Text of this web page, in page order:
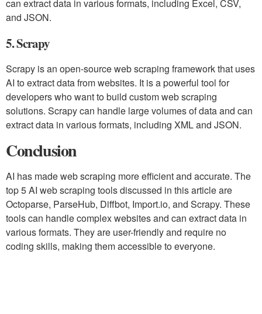
can extract data in various formats, including Excel, CSV,
and JSON.
5. Scrapy
Scrapy is an open-source web scraping framework that uses
AI to extract data from websites. It is a powerful tool for
developers who want to build custom web scraping
solutions. Scrapy can handle large volumes of data and can
extract data in various formats, including XML and JSON.
Conclusion
AI has made web scraping more efficient and accurate. The
top 5 AI web scraping tools discussed in this article are
Octoparse, ParseHub, Diffbot, Import.io, and Scrapy. These
tools can handle complex websites and can extract data in
various formats. They are user-friendly and require no
coding skills, making them accessible to everyone.